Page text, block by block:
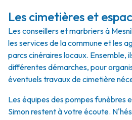
Les cimetières et
Les conseillers et marbriers à
les services de la commune et les
parcs cinéraires locaux. Ensemble,
différentes démarches, pour
éventuels travaux de cimetière
Les équipes des pompes funèbres
Simon restent à votre écoute.